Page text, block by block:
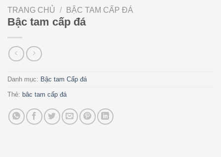
TRANG CHỦ / BẬC TAM CẤP ĐÁ
Bậc tam cấp đá
Danh mục: Bậc tam Cấp đá
Thẻ: bâc tam cấp đá